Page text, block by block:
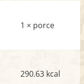
1 × porce
290.63 kcal